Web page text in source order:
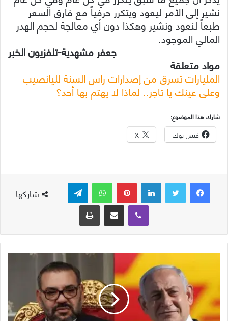
نشير إلى الأمر ليعود ويتكرر حرفياً مع فارق السعر
طبعاً لنعود ونشير وهكذا دون أي معالجة لحجم الهدر
المالي الموجود.
جعفر مشهدية-تلفزيون الخبر
مواد متعلقة
المليارات تسرق من إصدارات راس السنة لليانصيب
وعلى عينك يا تاجر.. لماذا لا يهتم بها أحد؟
شارك هذا الموضوع:
فيس بوك X
شاركها
لينكدإن بينتيريست واتساب
ڤايبر
مشاركة عبر البريد طباعة